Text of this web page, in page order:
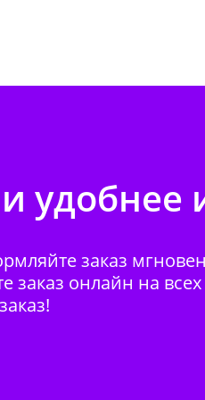
удобнее
заказ
заказ онлайн на